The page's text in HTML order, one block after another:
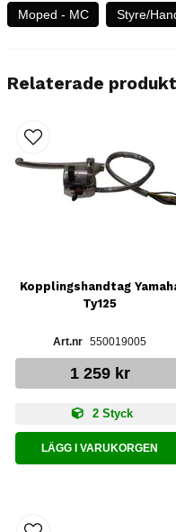
Moped - MC Styre/
Relaterade
Kopplingshandtag
Ty125
550019005
1 259 kr
2 Styck
LÄGG I VARUKORGEN